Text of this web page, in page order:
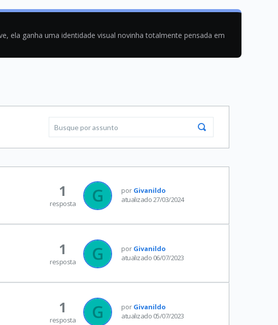
ela ganha uma identidade visual novinha totalmente pensada em
por Givanildo
atualizado 27/03/2024
1
resposta
por Givanildo
atualizado 06/07/2023
1
resposta
por Givanildo
atualizado 05/07/2023
1
resposta